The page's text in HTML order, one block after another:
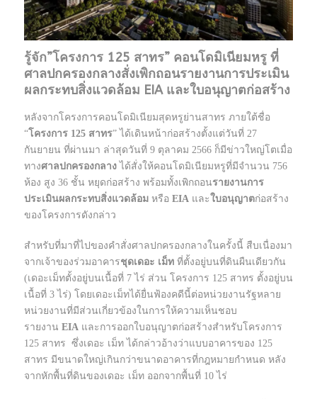
รู้จัก”โครงการ 125 สาทร” คอนโดมิเนียมหรู ที่
ศาลปกครองกลางสั่งเพิกถอนรายงานการประเมิน
ผลกระทบสิ่งแวดล้อม EIA และใบอนุญาตก่อสร้าง
หลังจากโครงการคอนโดมิเนียมสุดหรูย่านสาทร ภายใต้ชื่อ
“ โครงการ 125 สาทร” ได้เดินหน้าก่อสร้างตั้งแต่วันที่ 27
กันยายน ที่ผ่านมา ล่าสุดวันที่ 9 ตุลาคม 2566 ก็มีข่าวใหญ่โตเมื่อ
ทางศาลปกครองกลาง ได้สั่งให้คอนโดมิเนียมหรูที่มีจำนวน 756
ห้อง สูง 36 ชั้น หยุดก่อสร้าง พร้อมทั้งเพิกถอนรายงานการ
ประเมินผลกระทบสิ่งแวดล้อม หรือ EIA และ ใบอนุญาตก่อสร้าง
ของโครงการดังกล่าว
สำหรับที่มาที่ไปของคำสั่งศาลปกครองกลางในครั้งนี้ สืบเนื่องมา
จากเจ้าของร่วมอาคารชุดเดอะ เม็ท ที่ตั้งอยู่บนที่ดินผืนเดียวกัน
(เดอะเม็ทตั้งอยู่บนเนื้อที่ 7 ไร่ ส่วน โครงการ 125 สาทร ตั้งอยู่บน
เนื้อที่ 3 ไร่) โดยเดอะเม็ทได้ยื่นฟ้องคดีนี้ต่อหน่วยงานรัฐหลาย
หน่วยงานที่มีส่วนเกี่ยวข้องในการให้ความเห็นชอบ
รายงาน EIA และการออกใบอนุญาตก่อสร้างสำหรับโครงการ
125 สาทร ซึ่งเดอะ เม็ท ได้กล่าวอ้างว่าแบบอาคารของ 125
สาทร มีขนาดใหญ่เกินกว่าขนาดอาคารที่กฎหมายกำหนด หลัง
จากหักพื้นที่ดินของเดอะ เม็ท ออกจากพื้นที่ 10 ไร่